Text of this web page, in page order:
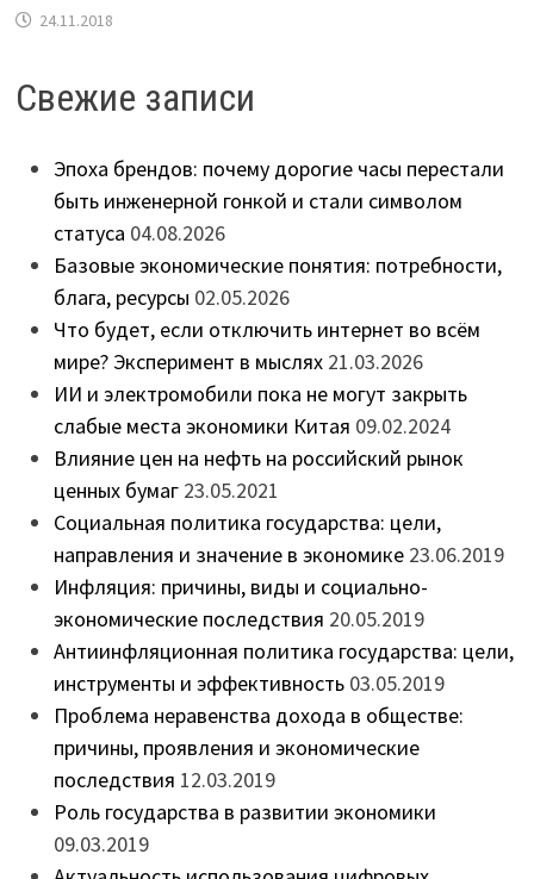
24.11.2018
Свежие записи
Эпоха брендов: почему дорогие часы перестали
быть инженерной гонкой и стали символом
статуса 04.08.2026
Базовые экономические понятия: потребности,
блага, ресурсы 02.05.2026
Что будет, если отключить интернет во всём
мире? Эксперимент в мыслях 21.03.2026
ИИ и электромобили пока не могут закрыть
слабые места экономики Китая 09.02.2024
Влияние цен на нефть на российский рынок
ценных бумаг 23.05.2021
Социальная политика государства: цели,
направления и значение в экономике 23.06.2019
Инфляция: причины, виды и социально-
экономические последствия 20.05.2019
Антиинфляционная политика государства: цели,
инструменты и эффективность 03.05.2019
Проблема неравенства дохода в обществе:
причины, проявления и экономические
последствия 12.03.2019
Роль государства в развитии экономики
09.03.2019